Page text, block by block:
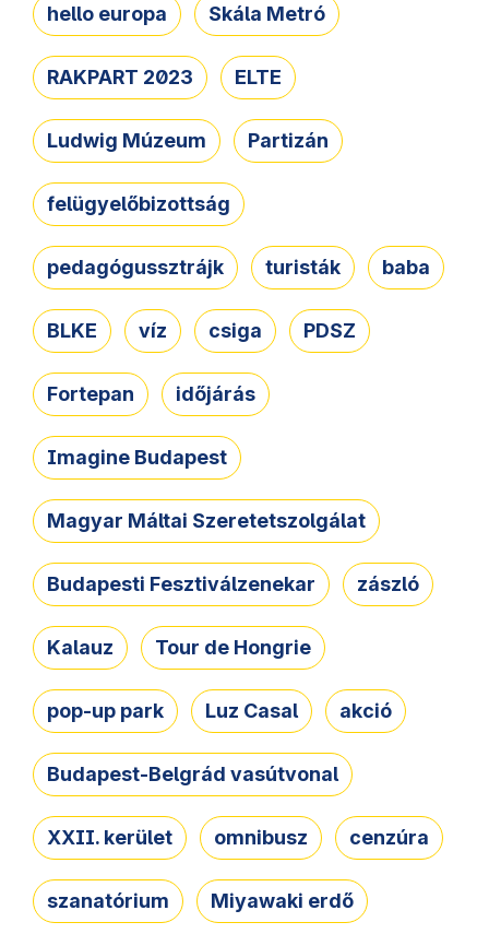
hello europa Skála Metró
RAKPART 2023 ELTE
Ludwig Múzeum Partizán
felügyelőbizottság
pedagógussztrájk turisták baba
BLKE víz csiga PDSZ
Fortepan időjárás
Imagine Budapest
Magyar Máltai Szeretetszolgálat
Budapesti Fesztiválzenekar zászló
Kalauz Tour de Hongrie
pop-up park Luz Casal akció
Budapest-Belgrád vasútvonal
XXII. kerület omnibusz cenzúra
szanatórium Miyawaki erdő